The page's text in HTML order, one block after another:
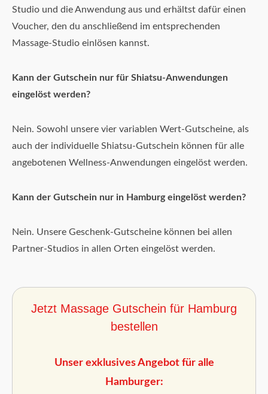
Studio und die Anwendung aus und erhältst dafür einen
Voucher, den du anschließend im entsprechenden
Massage-Studio einlösen kannst.
Kann der Gutschein nur für Shiatsu-Anwendungen
eingelöst werden?
Nein. Sowohl unsere vier variablen Wert-Gutscheine, als
auch der individuelle Shiatsu-Gutschein können für alle
angebotenen Wellness-Anwendungen eingelöst werden.
Kann der Gutschein nur in Hamburg eingelöst werden?
Nein. Unsere Geschenk-Gutscheine können bei allen
Partner-Studios in allen Orten eingelöst werden.
Jetzt Massage Gutschein für Hamburg
bestellen
Unser exklusives Angebot für alle
Hamburger: